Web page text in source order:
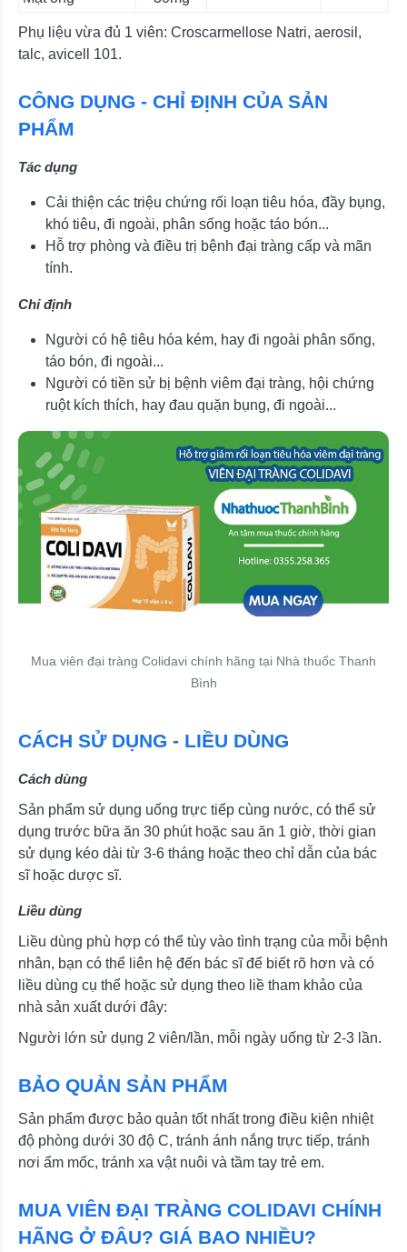
Phụ liệu vừa đủ 1 viên: Croscarmellose Natri, aerosil,
talc, avicell 101.
CÔNG DỤNG - CHỈ ĐỊNH CỦA SẢN
PHẨM
Tác dụng
Cải thiện các triệu chứng rối loạn tiêu hóa, đầy bụng,
khó tiêu, đi ngoài, phân sống hoặc táo bón...
Hỗ trợ phòng và điều trị bệnh đại tràng cấp và mãn
tính.
Chỉ định
Người có hệ tiêu hóa kém, hay đi ngoài phân sống,
táo bón, đi ngoài...
Người có tiền sử bị bệnh viêm đại tràng, hội chứng
ruột kích thích, hay đau quặn bụng, đi ngoài...
Mua viên đại tràng Colidavi chính hãng tại Nhà thuốc Thanh
Bình
CÁCH SỬ DỤNG - LIỀU DÙNG
Cách dùng
Sản phẩm sử dụng uống trực tiếp cùng nước, có thể sử
dụng trước bữa ăn 30 phút hoặc sau ăn 1 giờ, thời gian
sử dụng kéo dài từ 3-6 tháng hoặc theo chỉ dẫn của bác
sĩ hoặc dược sĩ.
Liều dùng
Liều dùng phù hợp có thể tùy vào tình trạng của mỗi bệnh
nhân, bạn có thể liên hệ đến bác sĩ để biết rõ hơn và có
liều dùng cụ thể hoặc sử dụng theo liề tham khảo của
nhà sản xuất dưới đây:
Người lớn sử dụng 2 viên/lần, mỗi ngày uống từ 2-3 lần.
BẢO QUẢN SẢN PHẨM
Sản phẩm được bảo quản tốt nhất trong điều kiện nhiệt
độ phòng dưới 30 độ C, tránh ánh nắng trực tiếp, tránh
nơi ẩm mốc, tránh xa vật nuôi và tầm tay trẻ em.
MUA VIÊN ĐẠI TRÀNG COLIDAVI CHÍNH
HÃNG Ở ĐÂU? GIÁ BAO NHIỀU?